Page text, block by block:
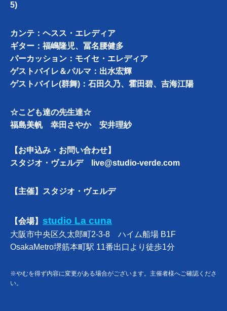
5)
カンテ：ヘスス・エレディア
ギター：福嶋隆児、冨名腰健多
パーカッション：モイセ・エレディア
ゲストバイレ＆パルマ：出水宏輝
ゲストバイレ(群舞)：石田久乃、霍田碧、吉海江陽
☆こども達の先生達☆
福島美帆 幸田さやか 安井理紗
【お申込み・お問い合わせ】
スタジオ・ヴェルデ
live@studio-verde.com
【主催】スタジオ・ヴェルデ
【会場】 studio La cuna
大阪市中央区久太郎町2-3-8 ハイム船場 B1F
OsakaMetro堺筋本町駅 11番出口より徒歩1分
※やむを得ず内容に変更がある場合がございます。主催者様へご確認くださ
い。